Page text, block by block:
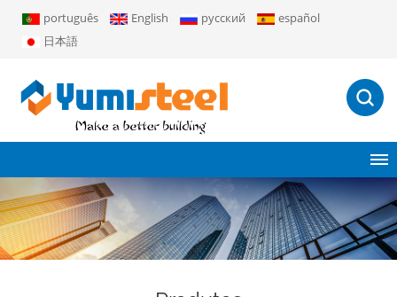
português English русский
español
日本語